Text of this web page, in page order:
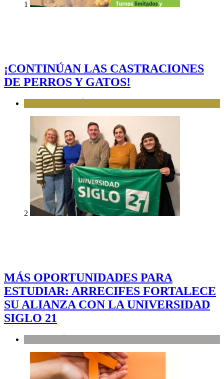
1
¡CONTINÚAN LAS CASTRACIONES
DE PERROS Y GATOS!
2
MÁS OPORTUNIDADES PARA
ESTUDIAR: ARRECIFES FORTALECE
SU ALIANZA CON LA UNIVERSIDAD
SIGLO 21